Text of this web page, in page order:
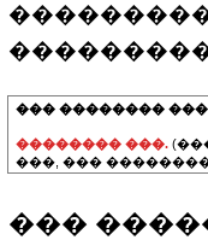
��� ��������
�������� ���.
���, ���
���